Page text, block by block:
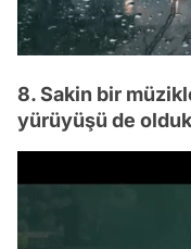
8. Sakin bir
yürüyüşü de